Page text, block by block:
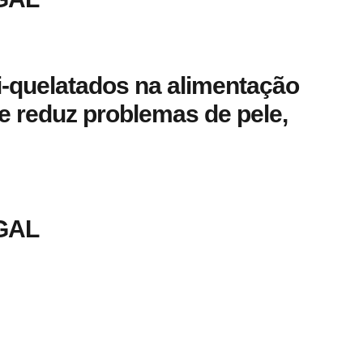
quelatados na alimentação
reduz problemas de pele,